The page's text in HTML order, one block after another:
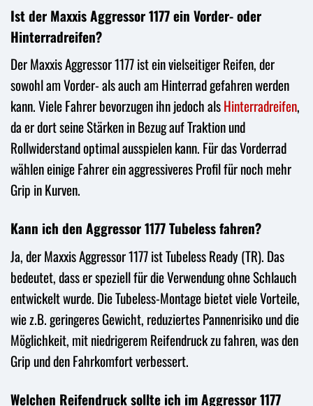
Ist der Maxxis Aggressor 1177 ein Vorder- oder
Hinterradreifen?
Der Maxxis Aggressor 1177 ist ein vielseitiger Reifen, der
sowohl am Vorder- als auch am Hinterrad gefahren werden
kann. Viele Fahrer bevorzugen ihn jedoch alsHinterradreifen,
da er dort seine Stärken in Bezug auf Traktion und
Rollwiderstand optimal ausspielen kann. Für das Vorderrad
wählen einige Fahrer ein aggressiveres Profil für noch mehr
Grip in Kurven.
Kann ich den Aggressor 1177 Tubeless fahren?
Ja, der Maxxis Aggressor 1177 ist Tubeless Ready (TR). Das
bedeutet, dass er speziell für die Verwendung ohne Schlauch
entwickelt wurde. Die Tubeless-Montage bietet viele Vorteile,
wie z.B. geringeres Gewicht, reduziertes Pannenrisiko und die
Möglichkeit, mit niedrigerem Reifendruck zu fahren, was den
Grip und den Fahrkomfort verbessert.
Welchen Reifendruck sollte ich im Aggressor 1177